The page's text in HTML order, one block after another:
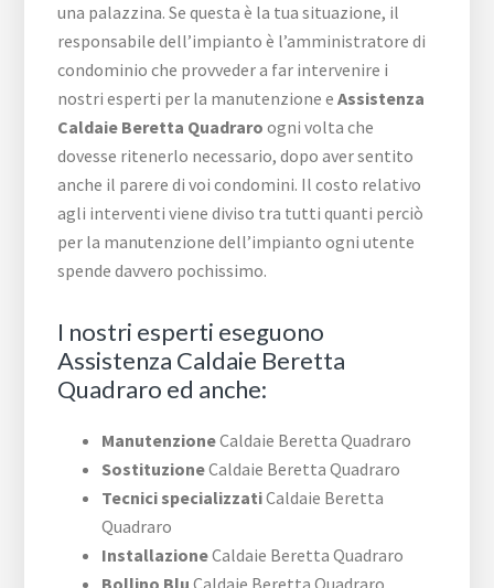
una palazzina. Se questa è la tua situazione, il
responsabile dell’impianto è l’amministratore di
condominio che provveder a far intervenire i
nostri esperti per la manutenzione eAssistenza
Caldaie Beretta Quadraro ogni volta che
dovesse ritenerlo necessario, dopo aver sentito
anche il parere di voi condomini. Il costo relativo
agli interventi viene diviso tra tutti quanti perciò
per la manutenzione dell’impianto ogni utente
spende davvero pochissimo.
I nostri esperti eseguono
Assistenza Caldaie Beretta
Quadraro ed anche:
ManutenzioneCaldaie Beretta Quadraro
SostituzioneCaldaie Beretta Quadraro
Tecnici specializzatiCaldaie Beretta
Quadraro
InstallazioneCaldaie Beretta Quadraro